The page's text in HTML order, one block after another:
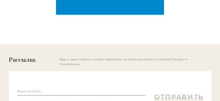
Рассылка
Будь в курсе скидок и акций, подпишись на рассылку сейчас и получай бонусы от
Grand Marina
Ваша эл.почта
ОТПРАВИТЬ